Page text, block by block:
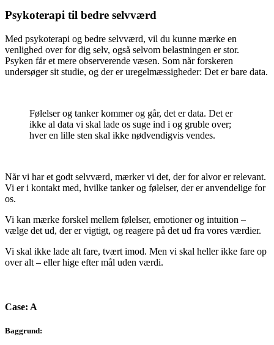
Psykoterapi til bedre selvværd
Med psykoterapi og bedre selvværd, vil du kunne mærke en
venlighed over for dig selv, også selvom belastningen er stor.
Psyken får et mere observerende væsen. Som når forskeren
undersøger sit studie, og der er uregelmæssigheder: Det er bare data.
Følelser og tanker kommer og går, det er data. Det er
ikke al data vi skal lade os suge ind i og gruble over;
hver en lille sten skal ikke nødvendigvis vendes.
Når vi har et godt selvværd, mærker vi det, der for alvor er relevant.
Vi er i kontakt med, hvilke tanker og følelser, der er anvendelige for
os.
Vi kan mærke forskel mellem følelser, emotioner og intuition –
vælge det ud, der er vigtigt, og reagere på det ud fra vores værdier.
Vi skal ikke lade alt fare, tvært imod. Men vi skal heller ikke fare op
over alt – eller hige efter mål uden værdi.
Case: A
Baggrund: